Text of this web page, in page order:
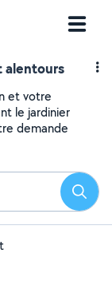
alentours
et votre
le jardinier
demande